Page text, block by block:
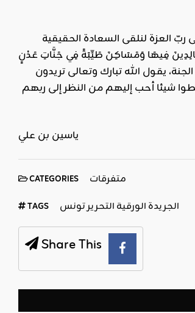
ربّ العزة لنلقى السعادة الحقيقية
خَالِدِينَ فِيهَا وَمَسَاكِنَ طَيِّبَةً فِي جَنَّاتِ عَدْنٍ
يقول الله تبارك وتعالى تريدون
شيئا أحب إليهم من النظر إلى ربهم
ياسين بن علي
CATEGORIES متفرقات
TAGS الجريدة الورقية التحرير تونس
Share This